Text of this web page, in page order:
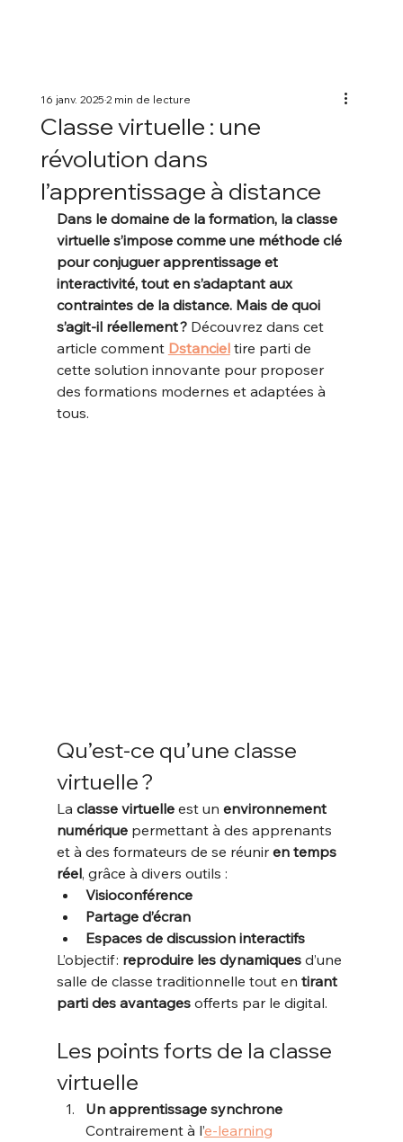
Classe virtuelle : une
révolution dans
l’apprentissage à distance
16 janv. 20252 min de lecture
Dans le domaine de la formation, la classe
virtuelle s’impose comme une méthode clé
pour conjuguer apprentissage et
interactivité, tout en s’adaptant aux
contraintes de la distance. Mais de quoi
s’agit-il réellement ? Découvrez dans cet
article comment Dstanciel tire parti de
cette solution innovante pour proposer
des formations modernes et adaptées à
tous.
Qu’est-ce qu’une classe
virtuelle ?
La classe virtuelle est un environnement
numérique permettant à des apprenants
et à des formateurs de se réunir en temps
réel, grâce à divers outils :
Visioconférence
Partage d’écran
Espaces de discussion interactifs
L’objectif : reproduire les dynamiques d’une
salle de classe traditionnelle tout en tirant
parti des avantages offerts par le digital.
Les points forts de la classe
virtuelle
Un apprentissage synchrone
Contrairement à l’e-learning